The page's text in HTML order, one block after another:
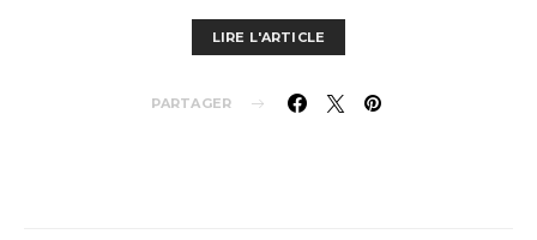
LIRE L'ARTICLE
PARTAGER